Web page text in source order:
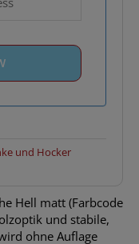
und Hocker
Hell matt (Farbcode
und stabile,
ohne Auflage